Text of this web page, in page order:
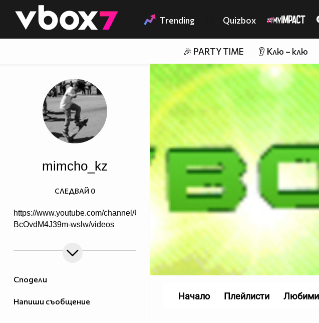
👾 Trending Quizbox
🎉 PARTY TIME 👂 Клю – клю
Сподели
Напиши съобщение
mimcho_kz
https://www.youtube.com/channel/UCXPJou-
BcOvdM4J39m-wslw/videos
СЛЕДВАЙ 0
Начало Плейлисти Любими